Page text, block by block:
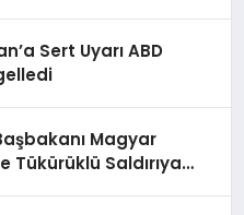
Sert Uyarı ABD
Magyar
Tükürüklü Saldırıya